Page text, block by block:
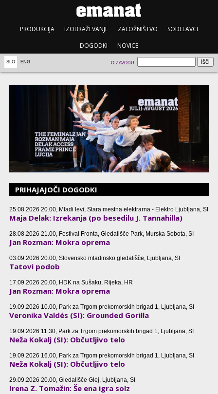
PRODUKCIJA IZOBRAŽEVANJE ZALOŽNIŠTVO SODELAVCI
DOGODKI NOVICE
SLO ENG O ZAVODU
PRIHAJAJOČI DOGODKI
25.08.2026 20.00, Mladi levi, Stara mestna elektrarna - Elektro Ljubljana, SI
Maja Delak: Izrekanja (po besedilu J. Tannahilla)
28.08.2026 21.00, Festival Fronta, Gledališče Park, Murska Sobota, SI
Jan Rozman: Mokra oprema
03.09.2026 20.00, Slovensko mladinsko gledališče, Ljubljana, SI
Tatovi podob
17.09.2026 20.00, HDK na Sušaku, Rijeka, HR
Jan Rozman: Mokra oprema
19.09.2026 10.00, Park za Trgom prekomorskih brigad 1, Ljubljana, SI
Veronika Valdés (SI): Grounded Gorilla
19.09.2026 11.30, Park za Trgom prekomorskih brigad 1, Ljubljana, SI
Neža Kokalj (SI): Občutljivo telo
19.09.2026 16.00, Park za Trgom prekomorskih brigad 1, Ljubljana, SI
Neža Kokalj (SI): Občutljivo telo
29.09.2026 20.00, Gledališče Glej, Ljubljana, SI
Irena Z. Tomažin: Še ena igra solz